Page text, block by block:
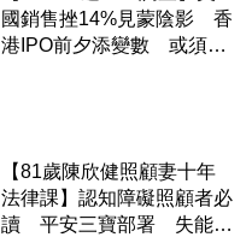
國銷售挫14%見蒙陰影 香
港IPO前夕添變數 或須付
【81歲陳欣健照顧妻十年
法律課】認知障礙照顧者必
讀 平安三寶部署 失能前